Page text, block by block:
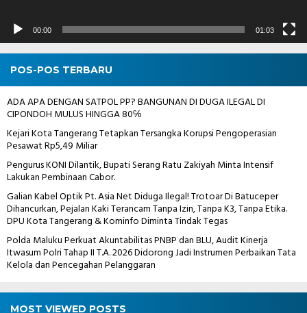
00:00 01:03
POS-POS TERBARU
ADA APA DENGAN SATPOL PP? BANGUNAN DI DUGA ILEGAL DI
CIPONDOH MULUS HINGGA 80℅
Kejari Kota Tangerang Tetapkan Tersangka Korupsi Pengoperasian
Pesawat Rp5,49 Miliar
Pengurus KONI Dilantik, Bupati Serang Ratu Zakiyah Minta Intensif
Lakukan Pembinaan Cabor.
Galian Kabel Optik Pt. Asia Net Diduga Ilegal! Trotoar Di Batuceper
Dihancurkan, Pejalan Kaki Terancam Tanpa Izin, Tanpa K3, Tanpa Etika.
DPU Kota Tangerang & Kominfo Diminta Tindak Tegas
Polda Maluku Perkuat Akuntabilitas PNBP dan BLU, Audit Kinerja
Itwasum Polri Tahap II T.A. 2026 Didorong Jadi Instrumen Perbaikan Tata
Kelola dan Pencegahan Pelanggaran
MOST VIEWED POSTS